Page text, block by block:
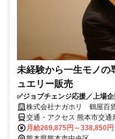
未経験から一生モノの
ュエリー販売
✅ジョブチェンジ応援／上場
株式会社ナガホリ 鶴屋百
交通・アクセス 熊本市交
月給269,875円～338,850円